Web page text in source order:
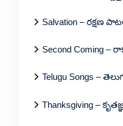
Salvation – రక్షణ
Second Coming –
Telugu Songs –
Thanksgiving –